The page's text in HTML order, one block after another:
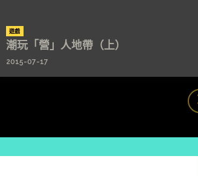
遊戲
潮玩「營」人地帶（上）
2015-07-17